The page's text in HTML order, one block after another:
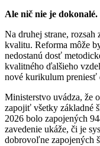
Ale nič nie je dokonalé.
Na druhej strane, rozsah
kvalitu. Reforma môže
nedostanú dosť
kvalitného ďalšieho
nové kurikulum preniesť
Ministerstvo uvádza, že
zapojiť všetky základné
2026 bolo zapojených
zavedenie ukáže, či je
dobrovoľne zapojených